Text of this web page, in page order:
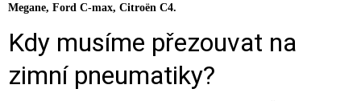
Megane, Ford C-max, Citroën C4.
Kdy musíme přezouvat na
zimní pneumatiky?